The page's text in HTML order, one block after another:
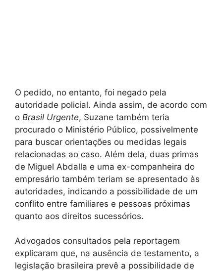
O pedido, no entanto, foi negado pela
autoridade policial. Ainda assim, de acordo com
o Brasil Urgente, Suzane também teria
procurado o Ministério Público, possivelmente
para buscar orientações ou medidas legais
relacionadas ao caso. Além dela, duas primas
de Miguel Abdalla e uma ex-companheira do
empresário também teriam se apresentado às
autoridades, indicando a possibilidade de um
conflito entre familiares e pessoas próximas
quanto aos direitos sucessórios.
Advogados consultados pela reportagem
explicaram que, na ausência de testamento, a
legislação brasileira prevê a possibilidade de